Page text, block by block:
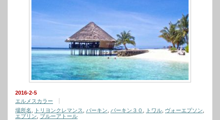
2016-2-5
エルメスカラー
場所名
トリヨンクレマンス バーキン バーキン３０ トワル ヴォーエプソン
エブリン
ブルーアトール